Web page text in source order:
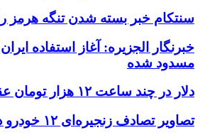
سنتکام خبر بسته شدن تنگه هرمز
خبرنگار الجزیره: آغاز استفاده
مسدود شده
دلار در چند ساعت ۱۲ هزار تومان عقب‌نشینی کرد
تصاویر تصادف زنجیره‌ای ۱۲ خودرو در تهران